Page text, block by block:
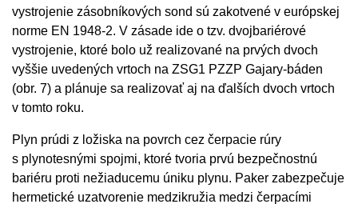
vystrojenie zásobníkových sond sú zakotvené v európskej
norme EN 1948-2. V zásade ide o tzv. dvojbariérové
vystrojenie, ktoré bolo už realizované na prvých dvoch
vyššie uvedených vrtoch na ZSG1 PZZP Gajary-báden
(obr. 7) a plánuje sa realizovať aj na ďalších dvoch vrtoch
v tomto roku.
Plyn prúdi z ložiska na povrch cez čerpacie rúry
s plynotesnými spojmi, ktoré tvoria prvú bezpečnostnú
bariéru proti nežiaducemu úniku plynu. Paker zabezpečuje
hermetické uzatvorenie medzikružia medzi čerpacími